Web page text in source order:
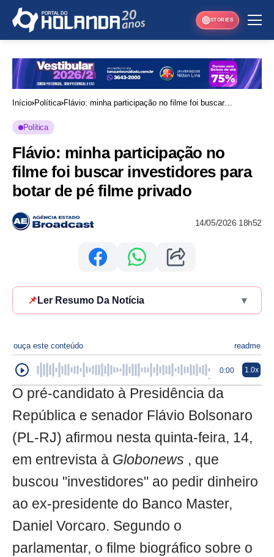
STORIES
Início Política Flávio: minha participação no filme foi buscar
Política
Flávio: minha participação no
filme foi buscar investidores para
botar de pé filme privado
14/05/2026 18h52
📌 Ler Resumo Da Notícia ▾
ouça este conteúdo readme
0:00 1.0x
O pré-candidato à Presidência da
República e senador Flávio Bolsonaro
(PL-RJ) afirmou nesta quinta-feira, 14,
em entrevista à Globonews , que
buscou "investidores" ao pedir dinheiro
ao ex-presidente do Banco Master,
Daniel Vorcaro. Segundo o
parlamentar, o filme biográfico sobre o